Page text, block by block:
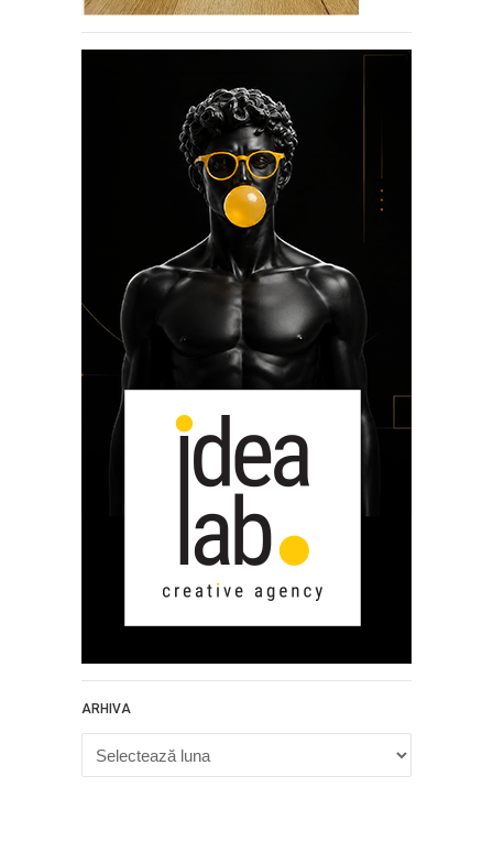
ARHIVA
Arhiva